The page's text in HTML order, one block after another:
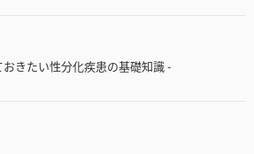
きたい性分化疾患の基礎知識 -